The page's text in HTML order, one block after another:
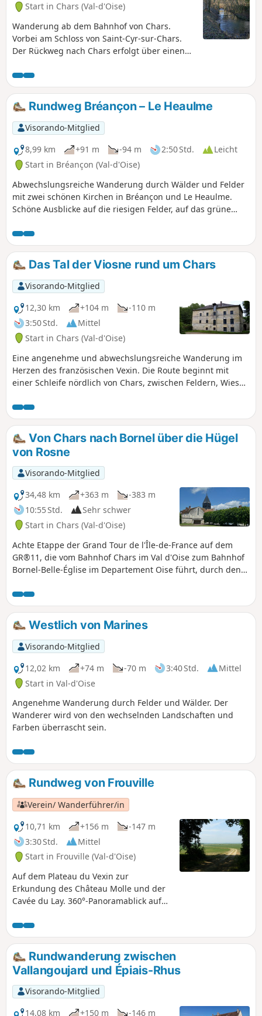
Start in Chars (Val-d'Oise)
Wanderung ab dem Bahnhof von Chars.
Vorbei am Schloss von Saint-Cyr-sur-Chars.
Der Rückweg nach Chars erfolgt über einen
Treppe beginnt.
Rundweg Bréançon – Le Heaulme
Visorando-Mitglied
8,99 km
+91 m -94 m 2:50 Std.
Leicht
Start in Bréançon (Val-d'Oise)
Abwechslungsreiche Wanderung durch Wälder und Felder
mit zwei schönen Kirchen in Bréançon und Le Heaulme.
Schöne Ausblicke auf die riesigen Felder, auf das grüne
Schade, dass es etwas zu viele Straßen gibt.
Das Tal der Viosne rund um Chars
Visorando-Mitglied
12,30 km
+104 m
-110 m
3:50 Std.
Mittel
Start in Chars (Val-d'Oise)
Eine angenehme und abwechslungsreiche Wanderung im
Herzen des französischen Vexin. Die Route beginnt mit
einer Schleife nördlich von Chars, zwischen Feldern, Wiesen
wechseln sich Aufstiege und Abstiege auf den Hängen des
Südufers der Viosne ab. Die Kirche und die alte Mühle von
Brignancourt sind eine kulturelle Sehenswürdigkeit, bevor
es am rechten Ufer der Viosne entlang des Feuchtgebiets
wieder bergauf geht.
Von Chars nach Bornel über die Hügel
von Rosne
Visorando-Mitglied
34,48 km
+363 m
-383 m
10:55 Std.
Sehr schwer
Start in Chars (Val-d'Oise)
Achte Etappe der Grand Tour de l'Île-de-France auf dem
GR®11, die vom Bahnhof Chars im Val d'Oise zum Bahnhof
Bornel-Belle-Église im Departement Oise führt, durch den
Grenze zum Pays de Thelle. Das Besondere an dieser
Etappe ist, dass sie entlang der Grenze zwischen den
Departements Val d'Oise und Oise verläuft, wobei etwa 50
% der Strecke auf jeder Seite liegen. Die vorgeschlagene
Route führt über die Buttes de Rosne, den höchsten
natürlichen Punkt der Île-de-France, weicht dafür jedoch
etwas vom GR® ab.
Westlich von Marines
Visorando-Mitglied
12,02 km
+74 m -70 m 3:40 Std.
Mittel
Start in Val-d'Oise
Angenehme Wanderung durch Felder und Wälder. Der
Wanderer wird von den wechselnden Landschaften und
Farben überrascht sein.
Rundweg von Frouville
Verein/ Wanderführer/in
10,71 km
+156 m
-147 m
3:30 Std.
Mittel
Start in Frouville (Val-d'Oise)
Auf dem Plateau du Vexin zur
Erkundung des Château Molle und der
Cavée du Lay. 360°-Panoramablick auf
Rundwanderung zwischen
Vallangoujard und Épiais-Rhus
Visorando-Mitglied
14,08 km
+150 m -146 m